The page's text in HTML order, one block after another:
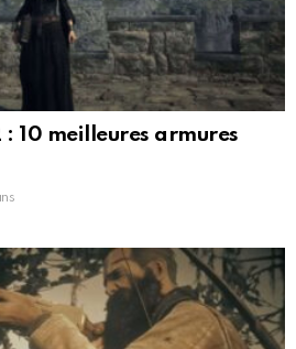
: 10 meilleures armures